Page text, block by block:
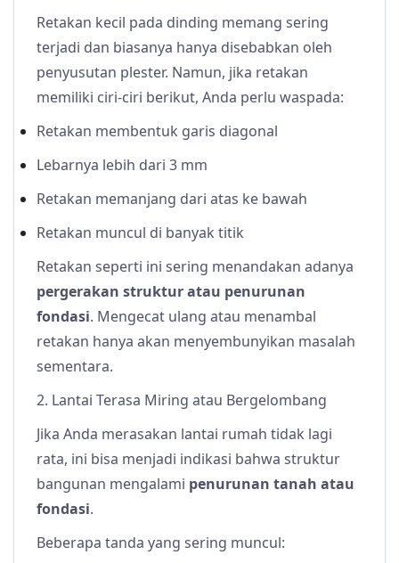
Retakan kecil pada dinding memang sering
terjadi dan biasanya hanya disebabkan oleh
penyusutan plester. Namun, jika retakan
memiliki ciri-ciri berikut, Anda perlu waspada:
Retakan membentuk garis diagonal
Lebarnya lebih dari 3 mm
Retakan memanjang dari atas ke bawah
Retakan muncul di banyak titik
Retakan seperti ini sering menandakan adanya
pergerakan struktur atau penurunan
fondasi. Mengecat ulang atau menambal
retakan hanya akan menyembunyikan masalah
sementara.
2. Lantai Terasa Miring atau Bergelombang
Jika Anda merasakan lantai rumah tidak lagi
rata, ini bisa menjadi indikasi bahwa struktur
bangunan mengalami penurunan tanah atau
fondasi.
Beberapa tanda yang sering muncul: